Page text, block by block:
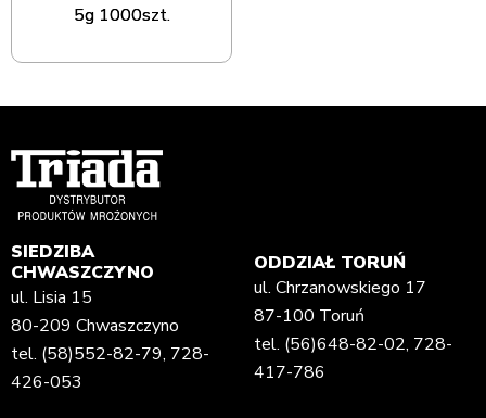
5g 1000szt.
SIEDZIBA
CHWASZCZYNO
ul. Lisia 15
80-209 Chwaszczyno
tel. (58)552-82-79, 728-
426-053
ODDZIAŁ TORUŃ
ul. Chrzanowskiego 17
87-100 Toruń
tel. (56)648-82-02, 728-
417-786